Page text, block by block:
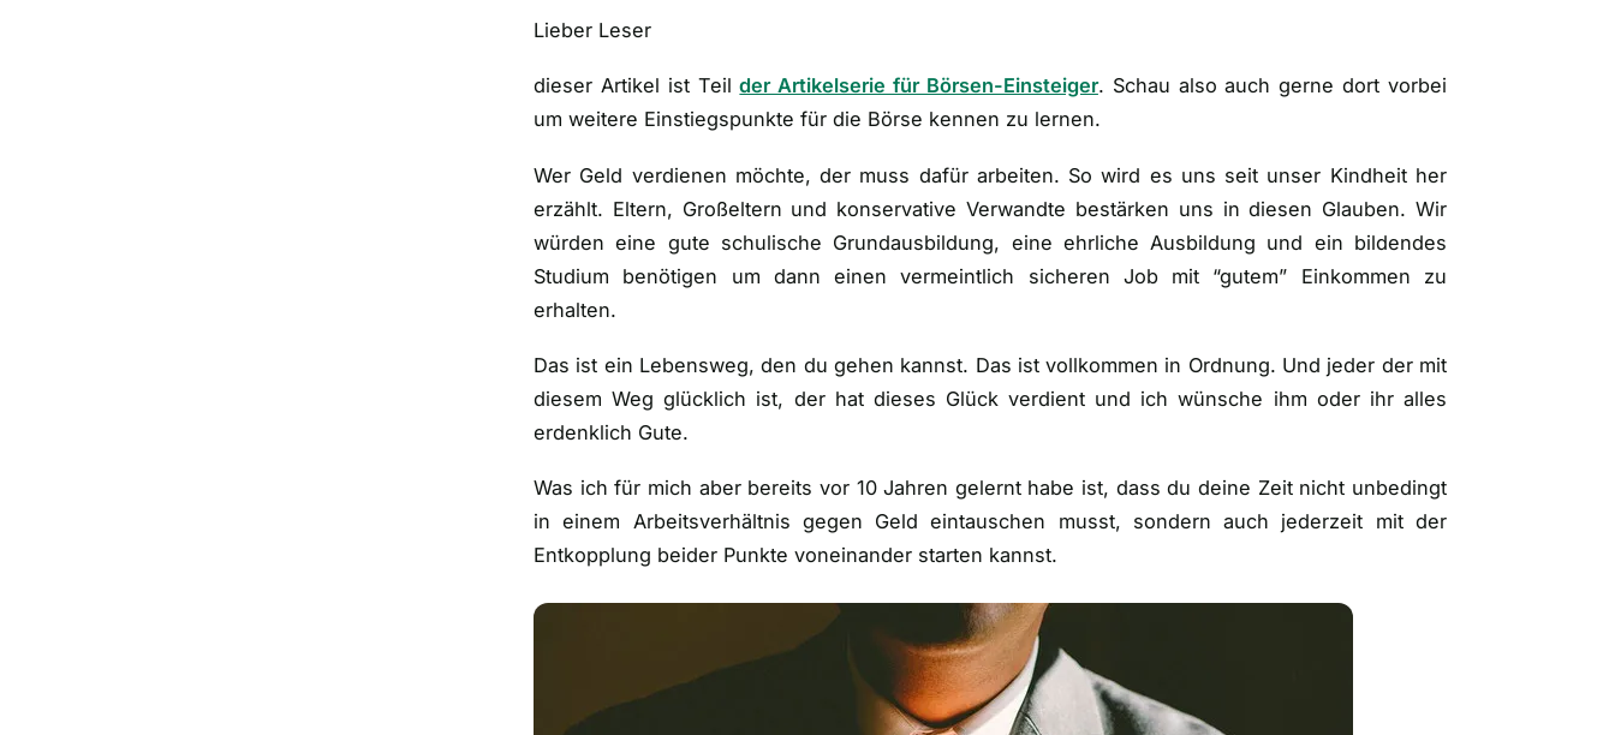
Lieber Leser
dieser Artikel ist Teilder Artikelserie für Börsen-Einsteiger. Schau also auch gerne dort vorbei
um weitere Einstiegspunkte für die Börse kennen zu lernen.
Wer Geld verdienen möchte, der muss dafür arbeiten. So wird es uns seit unser Kindheit her
erzählt. Eltern, Großeltern und konservative Verwandte bestärken uns in diesen Glauben. Wir
würden eine gute schulische Grundausbildung, eine ehrliche Ausbildung und ein bildendes
Studium benötigen um dann einen vermeintlich sicheren Job mit “gutem” Einkommen zu
erhalten.
Das ist ein Lebensweg, den du gehen kannst. Das ist vollkommen in Ordnung. Und jeder der mit
diesem Weg glücklich ist, der hat dieses Glück verdient und ich wünsche ihm oder ihr alles
erdenklich Gute.
Was ich für mich aber bereits vor 10 Jahren gelernt habe ist, dass du deine Zeit nicht unbedingt
in einem Arbeitsverhältnis gegen Geld eintauschen musst, sondern auch jederzeit mit der
Entkopplung beider Punkte voneinander starten kannst.